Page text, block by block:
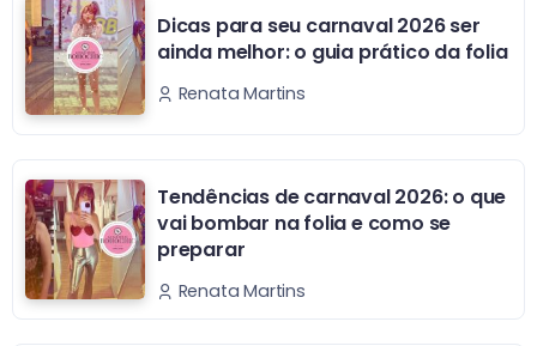
Dicas para seu carnaval 2026 ser
ainda melhor: o guia prático da folia
Renata Martins
Tendências de carnaval 2026: o que
vai bombar na folia e como se
preparar
Renata Martins